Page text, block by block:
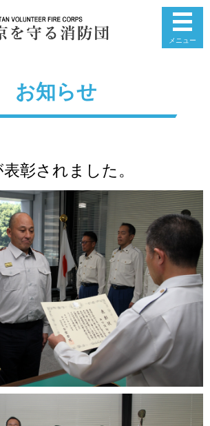
メニュー
お知らせ
彰されました。